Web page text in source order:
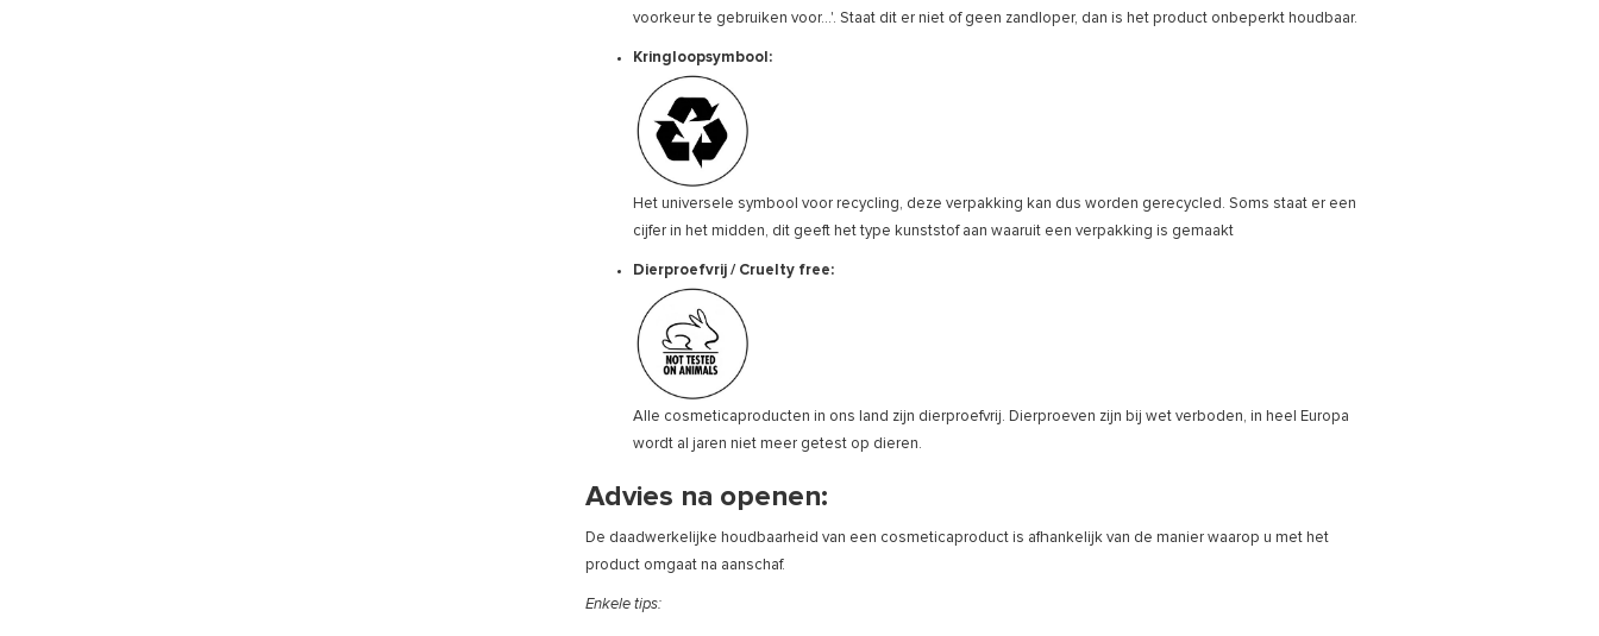
voorkeur te gebruiken voor...'. Staat dit er niet of geen zandloper, dan is het product onbeperkt houdbaar.
Kringloopsymbool:
Het universele symbool voor recycling, deze verpakking kan dus worden gerecycled. Soms staat er een
cijfer in het midden, dit geeft het type kunststof aan waaruit een verpakking is gemaakt
Dierproefvrij / Cruelty free:
Alle cosmeticaproducten in ons land zijn dierproefvrij. Dierproeven zijn bij wet verboden, in heel Europa
wordt al jaren niet meer getest op dieren.
Advies na openen:
De daadwerkelijke houdbaarheid van een cosmeticaproduct is afhankelijk van de manier waarop u met het
product omgaat na aanschaf.
Enkele tips: